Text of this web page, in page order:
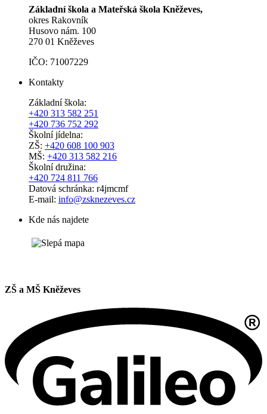
Základní škola a Mateřská škola Kněževes,
okres Rakovník
Husovo nám. 100
270 01 Kněževes
IČO: 71007229
Kontakty
Základní škola:
+420 313 582 251
+420 736 752 292
Školní jídelna:
ZŠ: +420 608 100 903
MŠ: +420 313 582 216
Školní družina:
+420 724 811 766
Datová schránka: r4jmcmf
E-mail: info@zsknezeves.cz
Kde nás najdete
ZŠ a MŠ Kněževes